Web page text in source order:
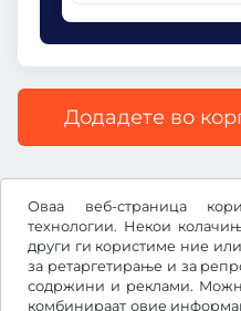
Оваа веб-страница
технологии. Некои
други ги користиме ние
за ретаргетирање и за
содржини и реклами.
комбинираат овие
Додадете во
Сите цени со вклучен
€EUR